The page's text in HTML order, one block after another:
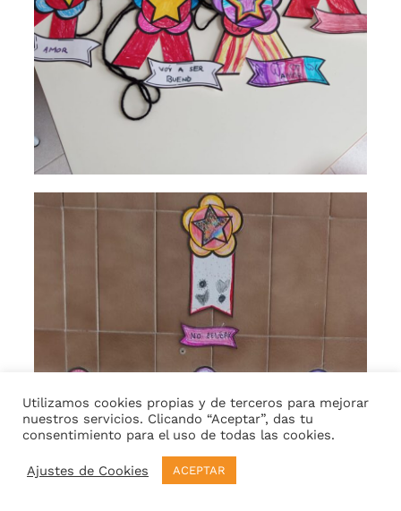
TIENDA COES SOLICITAR PRESUPUESTO
Utilizamos cookies propias y de terceros para mejorar
nuestros servicios. Clicando “Aceptar”, das tu
consentimiento para el uso de todas las cookies.
Ajustes de Cookies ACEPTAR